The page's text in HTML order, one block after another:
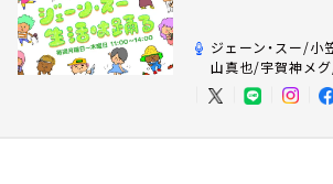
ジェーン・スー/
山真也/宇賀神メ